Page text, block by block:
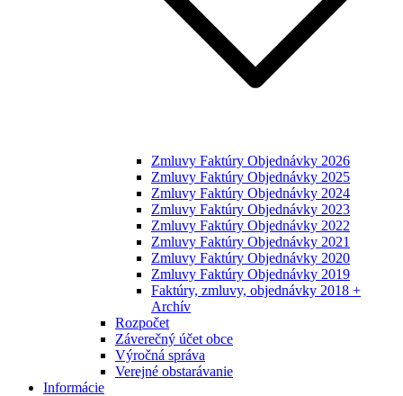
Zmluvy Faktúry Objednávky 2026
Zmluvy Faktúry Objednávky 2025
Zmluvy Faktúry Objednávky 2024
Zmluvy Faktúry Objednávky 2023
Zmluvy Faktúry Objednávky 2022
Zmluvy Faktúry Objednávky 2021
Zmluvy Faktúry Objednávky 2020
Zmluvy Faktúry Objednávky 2019
Faktúry, zmluvy, objednávky 2018 +
Archív
Rozpočet
Záverečný účet obce
Výročná správa
Verejné obstarávanie
Informácie